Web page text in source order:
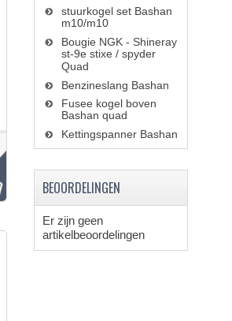
stuurkogel set Bashan
m10/m10
Bougie NGK - Shineray
st-9e stixe / spyder
Quad
Benzineslang Bashan
Fusee kogel boven
Bashan quad
Kettingspanner Bashan
BEOORDELINGEN
Er zijn geen
artikelbeoordelingen